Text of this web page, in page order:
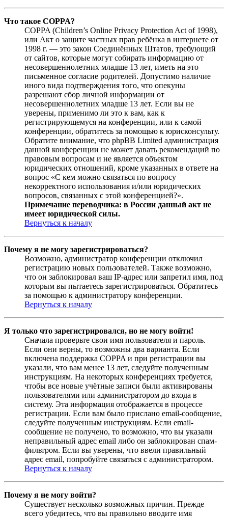
Что такое COPPA?
COPPA (Children’s Online Privacy Protection Act of 1998),
или Акт о защите частных прав ребёнка в интернете от
1998 г. — это закон Соединённых Штатов, требующий
от сайтов, которые могут собирать информацию от
несовершеннолетних младше 13 лет, иметь на это
письменное согласие родителей. Допустимо наличие
иного вида подтверждения того, что опекуны
разрешают сбор личной информации от
несовершеннолетних младше 13 лет. Если вы не
уверены, применимо ли это к вам, как к
регистрирующемуся на конференции, или к самой
конференции, обратитесь за помощью к юрисконсульту.
Обратите внимание, что phpBB Limited администрация
данной конференции не может давать рекомендаций по
правовым вопросам и не является объектом
юридических отношений, кроме указанных в ответе на
вопрос «С кем можно связаться по вопросу
некорректного использования и/или юридических
вопросов, связанных с этой конференцией?».
Примечание переводчика: в России данный акт не
имеет юридической силы.
Вернуться к началу
Почему я не могу зарегистрироваться?
Возможно, администратор конференции отключил
регистрацию новых пользователей. Также возможно,
что он заблокировал ваш IP-адрес или запретил имя, под
которым вы пытаетесь зарегистрироваться. Обратитесь
за помощью к администратору конференции.
Вернуться к началу
Я только что зарегистрировался, но не могу войти!
Сначала проверьте свои имя пользователя и пароль.
Если они верны, то возможны два варианта. Если
включена поддержка COPPA и при регистрации вы
указали, что вам менее 13 лет, следуйте полученным
инструкциям. На некоторых конференциях требуется,
чтобы все новые учётные записи были активированы
пользователями или администратором до входа в
систему. Эта информация отображается в процессе
регистрации. Если вам было прислано email-сообщение,
следуйте полученным инструкциям. Если email-
сообщение не получено, то возможно, что вы указали
неправильный адрес email либо он заблокирован спам-
фильтром. Если вы уверены, что ввели правильный
адрес email, попробуйте связаться с администратором.
Вернуться к началу
Почему я не могу войти?
Существует несколько возможных причин. Прежде
всего убедитесь, что вы правильно вводите имя